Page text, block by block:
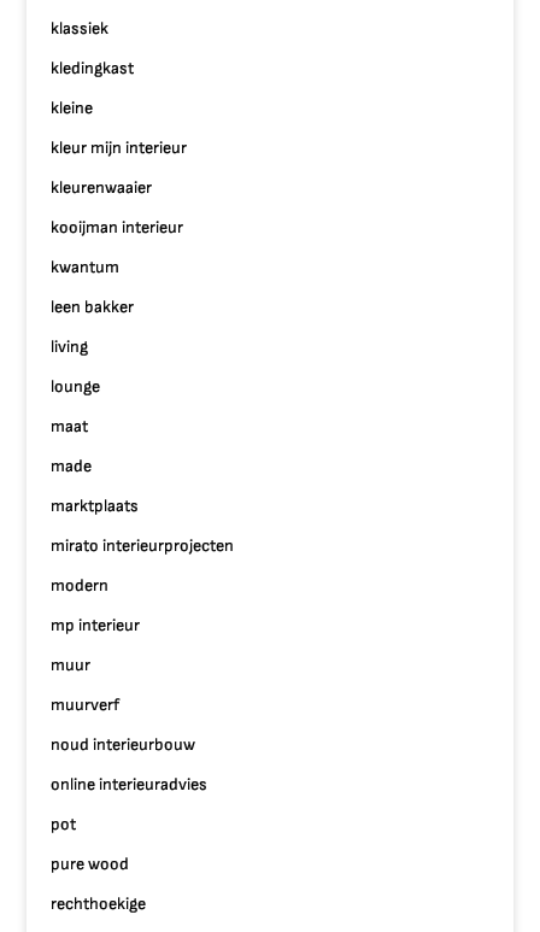
klassiek
kledingkast
kleine
kleur mijn interieur
kleurenwaaier
kooijman interieur
kwantum
leen bakker
living
lounge
maat
made
marktplaats
mirato interieurprojecten
modern
mp interieur
muur
muurverf
noud interieurbouw
online interieuradvies
pot
pure wood
rechthoekige